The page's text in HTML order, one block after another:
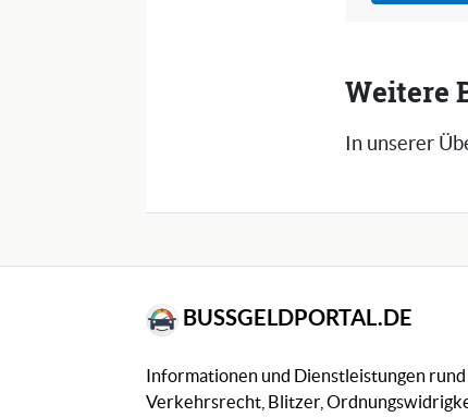
Weitere
In unserer
BUSSGELDPORTAL.DE
Informationen und Dienstleistungen rund
Verkehrsrecht, Blitzer,